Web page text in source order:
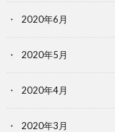
2020年6月
2020年5月
2020年4月
2020年3月